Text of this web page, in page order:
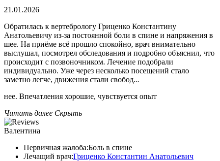
21.01.2026
Обратилась к вертебрологу Гриценко Константину
Анатольевичу из-за постоянной боли в спине и напряжения в
шее. На приёме всё прошло спокойно, врач внимательно
выслушал, посмотрел обследования и подробно объяснил, что
происходит с позвоночником. Лечение подобрали
индивидуально. Уже через несколько посещений стало
заметно легче, движения стали свобод...
нее. Впечатления хорошие, чувствуется опыт
Читать далее Скрыть
Валентина
Первичная жалоба:Боль в спине
Лечащий врач:Гриценко Константин Анатольевич